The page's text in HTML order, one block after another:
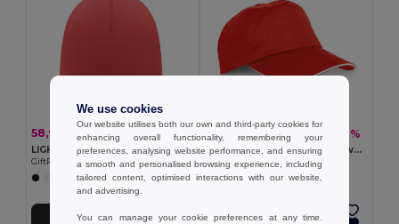
58,93 kč 119,95 kč -51%
LIGHTY Unisex bavlněná čepice
GiftRetail MO6645
+8 Colors
Přidat do košíku
18,72 kč 36,98 kč -49%
100% polyesterová sendvičová čepice
Egotier 99568
Přidat do košíku
We use cookies
Our website utilises both our own and third-party cookies for
enhancing overall functionality, remembering your
preferences, analysing website performance, and ensuring
a smooth and personalised browsing experience, including
tailored content, optimised interactions with our website,
and advertising.
You can manage your cookie preferences at any time.